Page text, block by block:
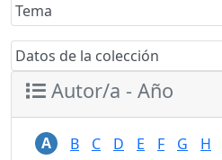
Tema
Datos de la colección
Autor/a - Año
A B C D E F G H